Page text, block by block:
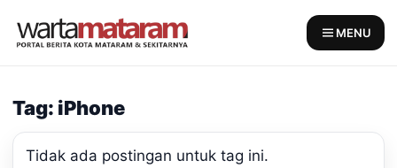
MENU
Tag: iPhone
Tidak ada postingan untuk tag ini.